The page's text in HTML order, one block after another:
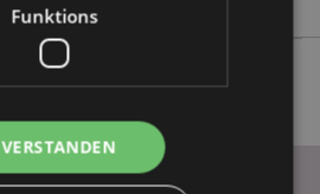
Funktions
VERSTANDEN